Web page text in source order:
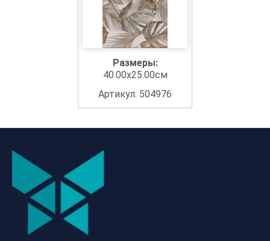
Размеры:
40.00x25.00см
Артикул: 504976